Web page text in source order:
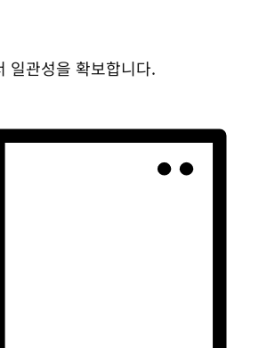
일관성을 확보합니다.